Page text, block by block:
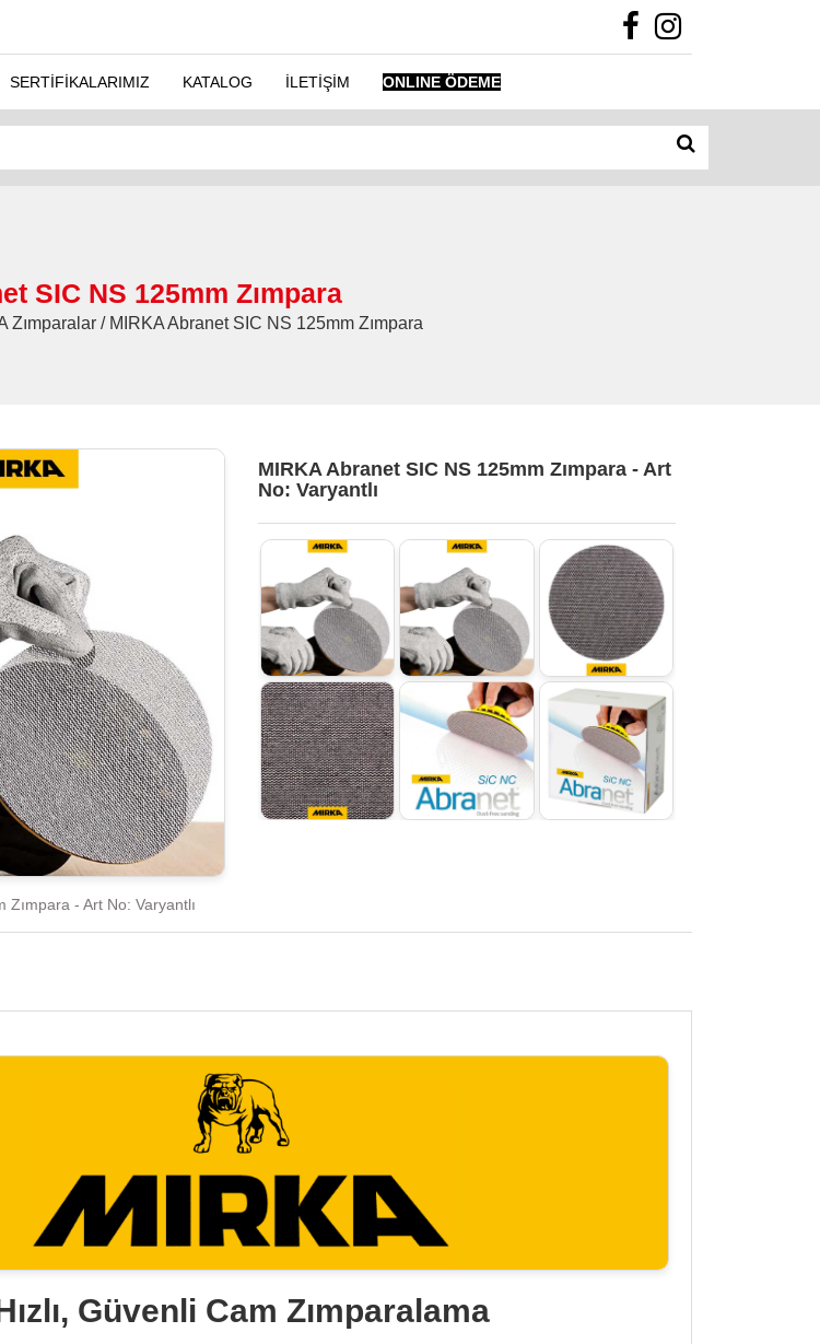
SERTİFİKALARIMIZ KATALOG İLETİŞİM ONLINE ÖDEME
SIC NS 125mm Zımpara
/ MIRKA Abranet SIC NS 125mm Zımpara
MIRKA Abranet SIC NS 125mm Zımpara - Art
No: Varyantlı
Zımpara - Art No: Varyantlı
Güvenli Cam Zımparalama